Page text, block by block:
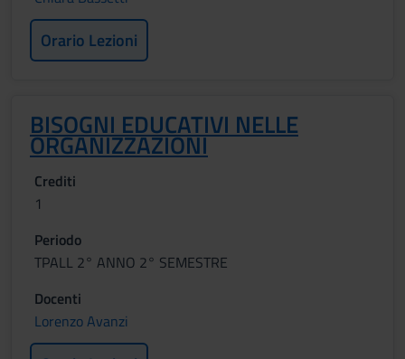
Orario Lezioni
BISOGNI EDUCATIVI NELLE
ORGANIZZAZIONI
Crediti
1
Periodo
TPALL 2° ANNO 2° SEMESTRE
Docenti
Lorenzo Avanzi